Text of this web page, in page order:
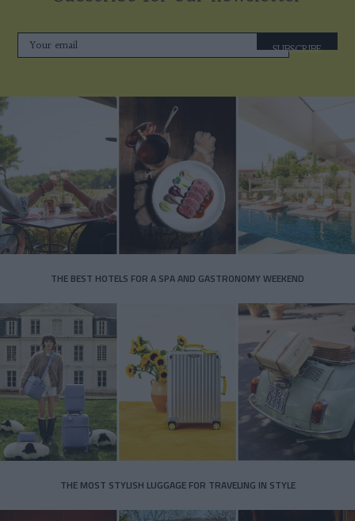
SUBSCRIBE
THE BEST HOTELS FOR A SPA AND GASTRONOMY WEEKEND
THE MOST STYLISH LUGGAGE FOR TRAVELING IN STYLE